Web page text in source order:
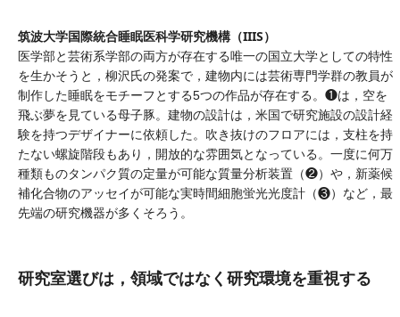
筑波大学国際統合睡眠医科学研究機構（IIIS）
医学部と芸術系学部の両方が存在する唯一の国立大学としての特性
を生かそうと，柳沢氏の発案で，建物内には芸術専門学群の教員が
制作した睡眠をモチーフとする5つの作品が存在する。❶は，空を
飛ぶ夢を見ている母子豚。建物の設計は，米国で研究施設の設計経
験を持つデザイナーに依頼した。吹き抜けのフロアには，支柱を持
たない螺旋階段もあり，開放的な雰囲気となっている。一度に何万
種類ものタンパク質の定量が可能な質量分析装置（❷）や，新薬候
補化合物のアッセイが可能な実時間細胞蛍光光度計（❸）など，最
先端の研究機器が多くそろう。
研究室選びは，領域ではなく研究環境を重視する